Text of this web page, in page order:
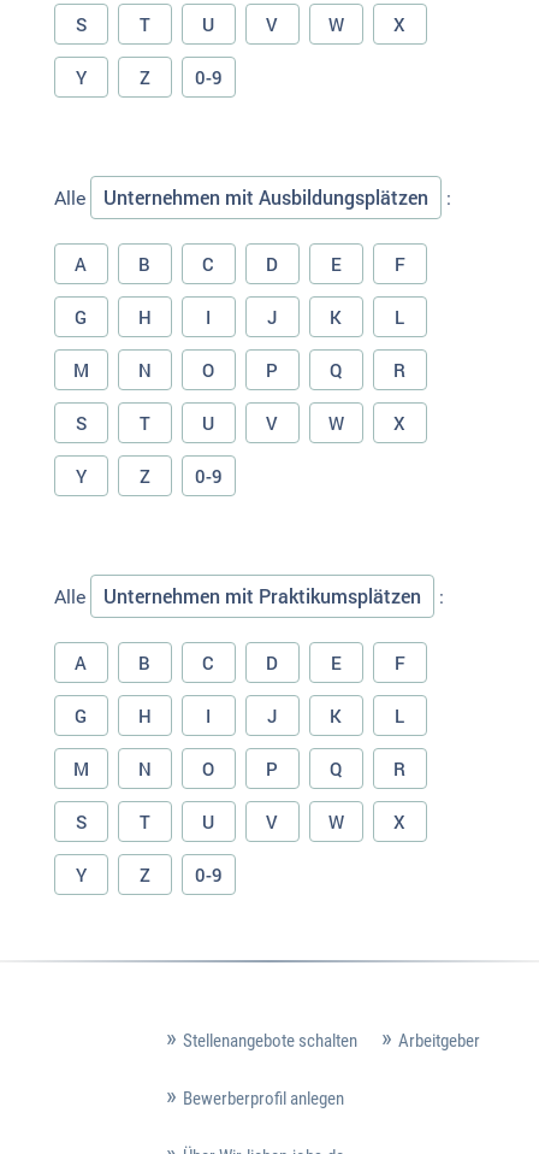
S T U V W X
Y Z 0-9
Alle Unternehmen mit Ausbildungsplätzen :
A B C D E F
G H I J K L
M N O P Q R
S T U V W X
Y Z 0-9
Alle Unternehmen mit Praktikumsplätzen :
A B C D E F
G H I J K L
M N O P Q R
S T U V W X
Y Z 0-9
Stellenangebote schalten Arbeitgeber
Bewerberprofil anlegen